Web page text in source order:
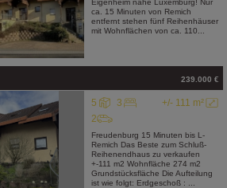
Eigenheim nahe Luxemburg! Nur
ca. 15 Minuten von Remich
entfernt stehen fünf Reihenhäuser
mit Wohnflächen von ca. 110...
239.000 €
+/- 111 m²
5
3
2
Freudenburg 15 Minuten bis L-
Remich Das Beste zum Schluß-
Reihenendhaus zu verkaufen
+-111 m2 Wohnfläche 274 m2
Grundstücksfläche Die Aufteilung
ist wie folgt: Erdgeschoß : ...